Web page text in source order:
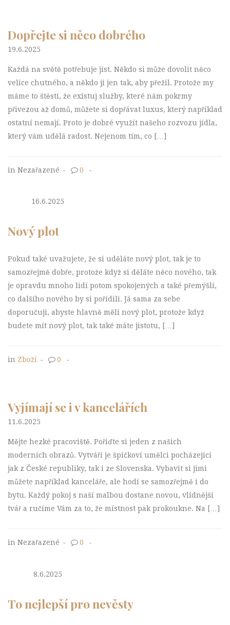
Dopřejte si něco dobrého
19.6.2025
Každá na světě potřebuje jíst. Někdo si může dovolit něco
velice chutného, a někdo ji jen tak, aby přežil. Protože my
máme to štěstí, že existuj služby, které nám pokrmy
přivezou až domů, můžete si dopřávat luxus, který například
ostatní nemají. Proto je dobré využít našeho rozvozu jídla,
který vám udělá radost. Nejenom tím, co […]
in Nezařazené - 0 -
16.6.2025
Nový plot
Pokud také uvažujete, že si uděláte nový plot, tak je to
samozřejmě dobře, protože když si děláte něco nového, tak
je opravdu mnoho lidí potom spokojených a také přemýšlí,
co dalšího nového by si pořídili. Já sama za sebe
doporučuji, abyste hlavně měli nový plot, protože když
budete mít nový plot, tak také máte jistotu, […]
in Zboží - 0 -
Vyjímají se i v kancelářích
11.6.2025
Mějte hezké pracoviště. Pořiďte si jeden z našich
moderních obrazů. Vytváří je špičkoví umělci pocházející
jak z České republiky, tak i ze Slovenska. Vybavit si jimi
můžete například kanceláře, ale hodí se samozřejmě i do
bytu. Každý pokoj s naší malbou dostane novou, vlídnější
tvář a ručíme Vám za to, že místnost pak prokoukne. Na […]
in Nezařazené - 0 -
8.6.2025
To nejlepší pro nevěsty